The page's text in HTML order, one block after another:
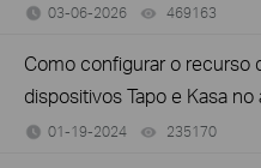
03-06-2026 469163
Como configurar o recurso
dispositivos Tapo e Kasa no
01-19-2024 235170